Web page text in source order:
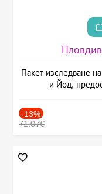
Пловдив
Пакет изследване
и Йод,
-13%
71.07€